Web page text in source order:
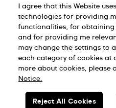
使用條款
© SWATCH AG 2026.版權
I agree that this Website
technologies for providing
functionalities, for obtaining
and for providing me
may change the settings to
each category of cookies at
more about cookies, please
Notice.
Reject All Cookies